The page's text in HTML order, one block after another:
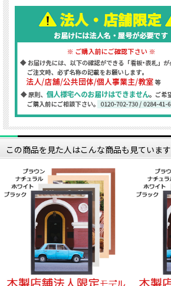
この商品を見た人はこんな商品も見ています